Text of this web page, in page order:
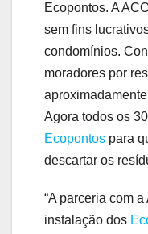
Ecopontos. A
sem fins
condomínios.
moradores por
Agora todos os
Ecopontos para
descartar os
“A parceria com
instalação dos